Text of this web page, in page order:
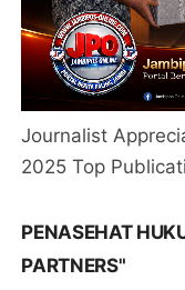
Journalist
2025 Top
PENASEHAT
PARTNERS"